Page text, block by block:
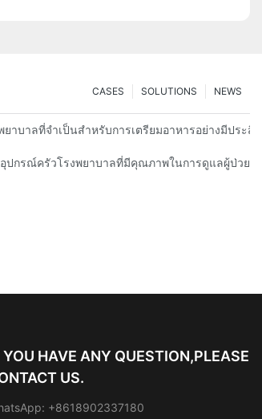
NEWS
SOLUTIONS
CASES
าบาลที่จำเป็นสำหรับการเตรียมอาหารอย่างมีประสิ
ปกรณ์ครัวโรงพยาบาลที่มีคุณภาพในการดูแลผู้ป่วย
YOU HAVE ANY QUESTION,PLEASE
US.
+8618902337180